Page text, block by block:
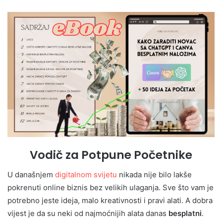
Vodič za Potpune Početnike
U današnjem digitalnom svijetu nikada nije bilo lakše
pokrenuti online biznis bez velikih ulaganja. Sve što vam je
potrebno jeste ideja, malo kreativnosti i pravi alati. A dobra
vijest je da su neki od najmoćnijih alata danas besplatni.